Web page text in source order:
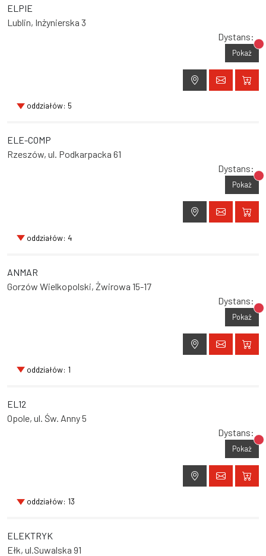
ELPIE
Lublin, Inżynierska 3
Dystans:
Pokaż
oddziałów: 5
ELE-COMP
Rzeszów, ul. Podkarpacka 61
Dystans:
Pokaż
oddziałów: 4
ANMAR
Gorzów Wielkopolski, Żwirowa 15-17
Dystans:
Pokaż
oddziałów: 1
EL12
Opole, ul. Św. Anny 5
Dystans:
Pokaż
oddziałów: 13
ELEKTRYK
Ełk, ul.Suwalska 91